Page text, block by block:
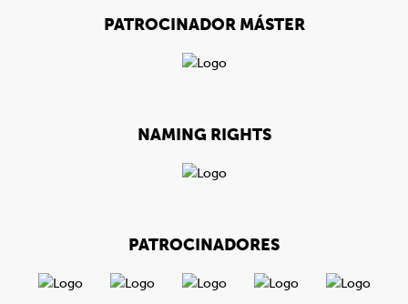
PATROCINADOR MÁSTER
NAMING RIGHTS
PATROCINADORES